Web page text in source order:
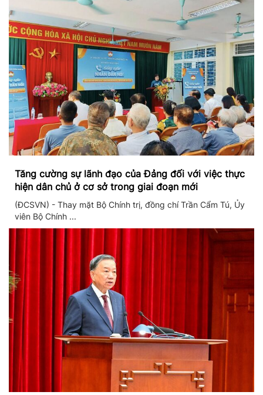
Tăng cường sự lãnh đạo của Đảng đối với việc thực
hiện dân chủ ở cơ sở trong giai đoạn mới
(ĐCSVN) - Thay mặt Bộ Chính trị, đồng chí Trần Cẩm Tú, Ủy
viên Bộ Chính ...